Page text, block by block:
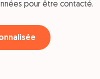
pour être contacté.